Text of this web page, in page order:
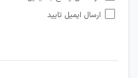
شبکه های مجازی ارتباطی می باشند
امکان تأیید نظرات کاربرانی
هرگونه تحریک، تحقیر و کنایه
غیر مجاز می باشد.
ارسال ایمیل تایید